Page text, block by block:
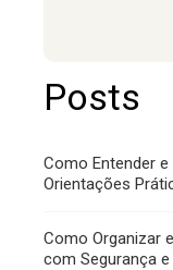
Posts
Como Entender
Orientações
Como Organizar
com Segurança